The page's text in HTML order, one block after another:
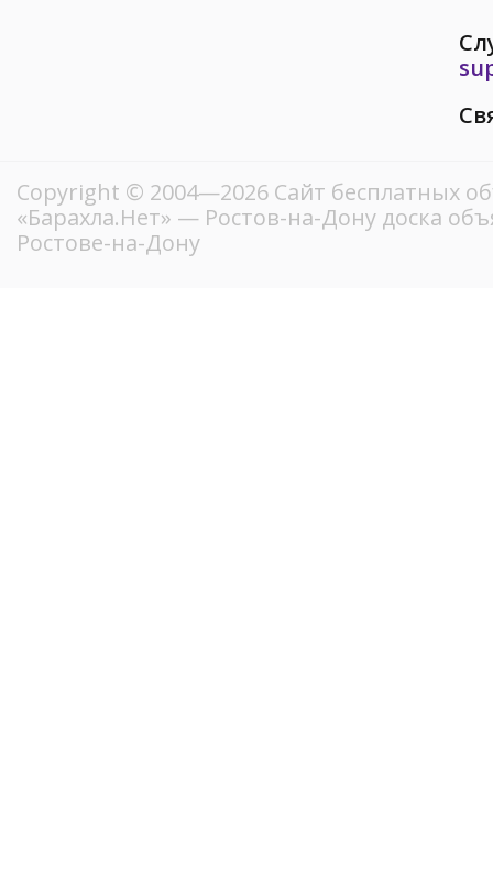
Copyright © 2004—2026 Сайт бесплатных
«Барахла.Нет» — Ростов-на-Дону доска
Ростове-на-Дону